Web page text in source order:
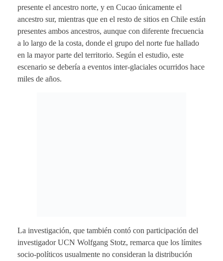
presente el ancestro norte, y en Cucao únicamente el
ancestro sur, mientras que en el resto de sitios en Chile están
presentes ambos ancestros, aunque con diferente frecuencia
a lo largo de la costa, donde el grupo del norte fue hallado
en la mayor parte del territorio. Según el estudio, este
escenario se debería a eventos inter-glaciales ocurridos hace
miles de años.
La investigación, que también contó con participación del
investigador UCN Wolfgang Stotz, remarca que los límites
socio-políticos usualmente no consideran la distribución